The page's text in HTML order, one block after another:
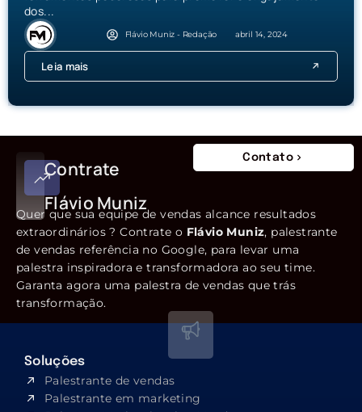
dos...
Flávio Muniz - Redação abril 14, 2024
Leia mais
Contrate
Flávio Muniz
Contato
Quer que sua equipe de vendas alcance resultados
extraordinários ? Contrate o Flávio Muniz, palestrante
de vendas referência no Google, para levar uma
palestra inspiradora e transformadora ao seu time.
Garanta agora uma palestra de vendas que trás
transformação.
Soluções
Palestrante de vendas
Palestrante em marketing